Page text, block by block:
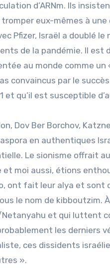
d’ARNm. Ils
eux-mêmes à
Pfizer, Israël a doublé le
de la pandémie. Il est
au monde comme un
convaincus par le
et qu’il est susceptible
Dov Ber Borchov,
en authentiques
Le sionisme offrait
moi aussi, étions
ont fait leur alya et sont
le nom de kibboutzim.
et qui luttent
les derniers
ces dissidents
».